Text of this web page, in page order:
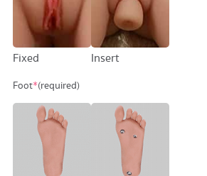
Fixed Insert
Foot*(required)